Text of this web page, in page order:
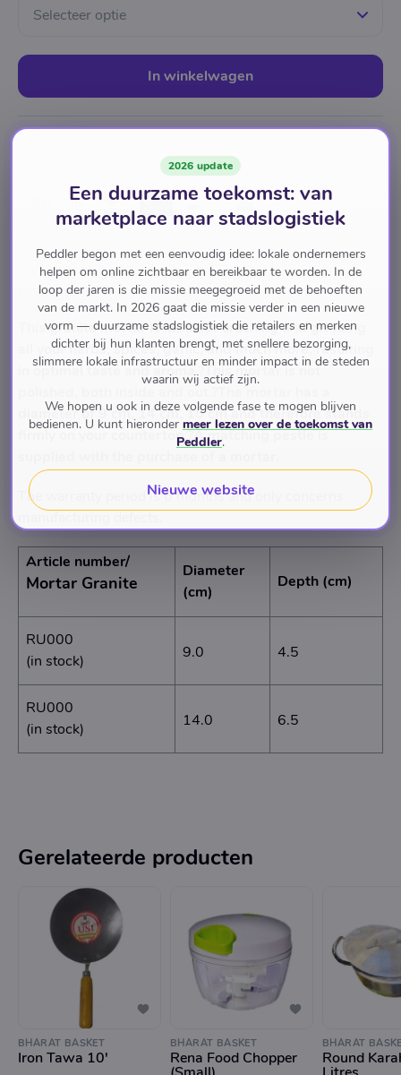
Selecteer optie
In winkelwagen
Pay with
Omschrijving
This granite mortar is ideal for crushing and grinding
all your herbs, spices, garlic, and much more, resulting
in optimal taste and aroma.?This mortar is not
polished, both inside and out.?The mortar has a
diameter of 9 cm, 14 cm, 15 cm and therefore stands
firmly on your countertop.?A matching pestle is
The warranty period is 6 months and only concerns
Article number/
Mortar Granite
Diameter
(cm)
Depth (cm)
RU000
(in stock)
9.0 4.5
RU000
(in stock)
14.0 6.5
Gerelateerde producten
BHARAT BASKET
Iron Tawa 10'
BHARAT BASKET
Rena Food Chopper
BHARAT
Round
2026 update
Een duurzame toekomst: van
marketplace naar stadslogistiek
Peddler begon met een eenvoudig idee: lokale ondernemers
helpen om online zichtbaar en bereikbaar te worden. In de
loop der jaren is die missie meegegroeid met de behoeften
van de markt. In 2026 gaat die missie verder in een nieuwe
vorm — duurzame stadslogistiek die retailers en merken
dichter bij hun klanten brengt, met snellere bezorging,
slimmere lokale infrastructuur en minder impact in de steden
waarin wij actief zijn.
We hopen u ook in deze volgende fase te mogen blijven
bedienen. U kunt hieronder meer lezen over de toekomst van
Peddler.
Nieuwe website